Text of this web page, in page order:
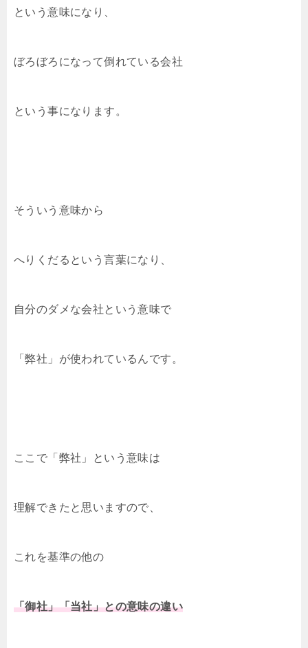
という意味になり、
ぼろぼろになって倒れている会社
という事になります。
そういう意味から
へりくだるという言葉になり、
自分のダメな会社という意味で
「弊社」が使われているんです。
ここで「弊社」という意味は
理解できたと思いますので、
これを基準の他の
「御社」「当社」との意味の違い